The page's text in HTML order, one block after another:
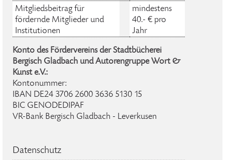
Mitgliedsbeitrag für
fördernde Mitglieder und
Institutionen
mindestens
40.- € pro
Jahr
Konto des Fördervereins der Stadtbücherei
Bergisch Gladbach und Autorengruppe Wort &
Kunst e.V.:
Kontonummer:
IBAN DE24 3706 2600 3636 5130 15
BIC GENODEDIPAF
VR-Bank Bergisch Gladbach - Leverkusen
Datenschutz